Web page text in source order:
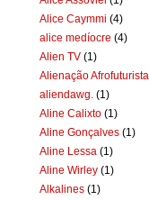
Alice Caymmi (4)
alice medíocre (4)
Alien TV (1)
Alienação Afrofuturista
aliendawg. (1)
Aline Calixto (1)
Aline Gonçalves (1)
Aline Lessa (1)
Aline Wirley (1)
Alkalines (1)